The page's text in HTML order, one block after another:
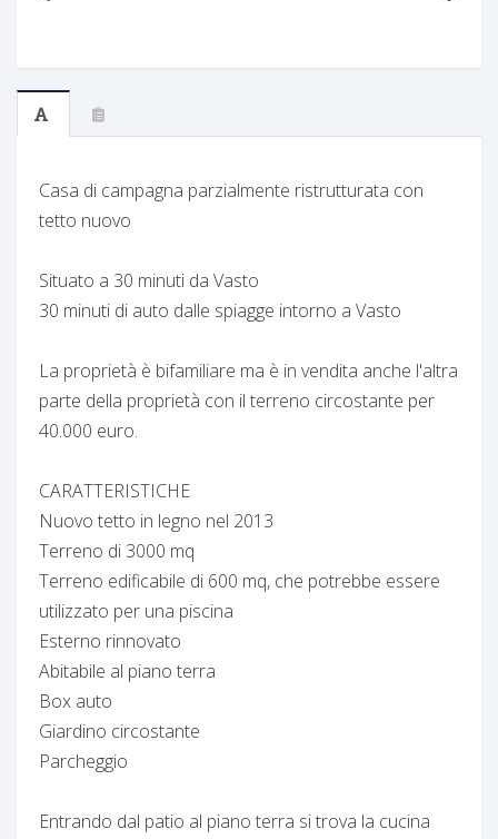
Casa di campagna parzialmente ristrutturata con
tetto nuovo
Situato a 30 minuti da Vasto
30 minuti di auto dalle spiagge intorno a Vasto
La proprietà è bifamiliare ma è in vendita anche l'altra
parte della proprietà con il terreno circostante per
40.000 euro.
CARATTERISTICHE
Nuovo tetto in legno nel 2013
Terreno di 3000 mq
Terreno edificabile di 600 mq, che potrebbe essere
utilizzato per una piscina
Esterno rinnovato
Abitabile al piano terra
Box auto
Giardino circostante
Parcheggio
Entrando dal patio al piano terra si trova la cucina